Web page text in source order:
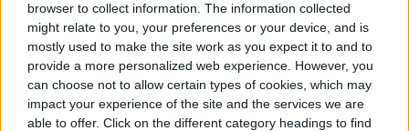
browser to collect information. The information collected
might relate to you, your preferences or your device, and is
mostly used to make the site work as you expect it to and to
provide a more personalized web experience. However, you
can choose not to allow certain types of cookies, which may
impact your experience of the site and the services we are
able to offer. Click on the different category headings to find